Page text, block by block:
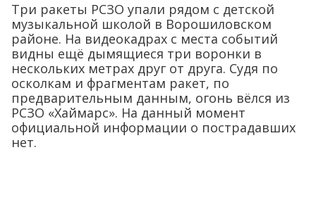
Три ракеты РСЗО упали рядом с детской
музыкальной школой в Ворошиловском
районе. На видеокадрах с места событий
видны ещё дымящиеся три воронки в
нескольких метрах друг от друга. Судя по
осколкам и фрагментам ракет, по
предварительным данным, огонь вёлся из
РСЗО «Хаймарс». На данный момент
официальной информации о пострадавших
нет.